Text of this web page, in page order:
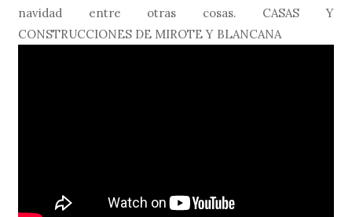
navidad entre otras cosas. CASAS Y
CONSTRUCCIONES DE MIROTE Y BLANCANA